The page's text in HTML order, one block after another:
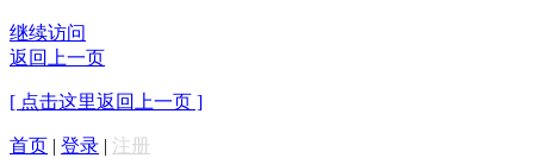
继续访问
返回上一页
[ 点击这里返回上一页 ]
首页 | 登录 | 注册